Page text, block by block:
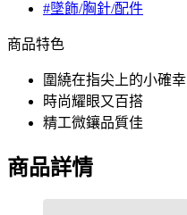
#墜飾/胸針/配件
商品特色
圍繞在指尖上的小確幸
時尚耀眼又百搭
精工微鑲品質佳
商品詳情